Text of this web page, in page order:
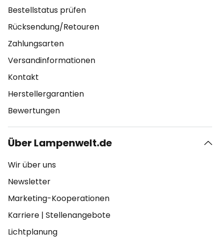
Bestellstatus prüfen
Rücksendung/Retouren
Zahlungsarten
Versandinformationen
Kontakt
Herstellergarantien
Bewertungen
Über Lampenwelt.de
Wir über uns
Newsletter
Marketing-Kooperationen
Karriere | Stellenangebote
Lichtplanung